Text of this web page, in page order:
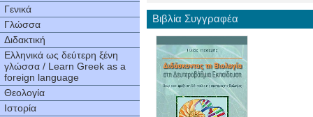
Γενικά
Γλώσσα
Διδακτική
Ελληνικά ως δεύτερη ξένη
γλώσσα / Learn Greek as a
foreign language
Θεολογία
Ιστορία
Βιβλία Συγγραφέα